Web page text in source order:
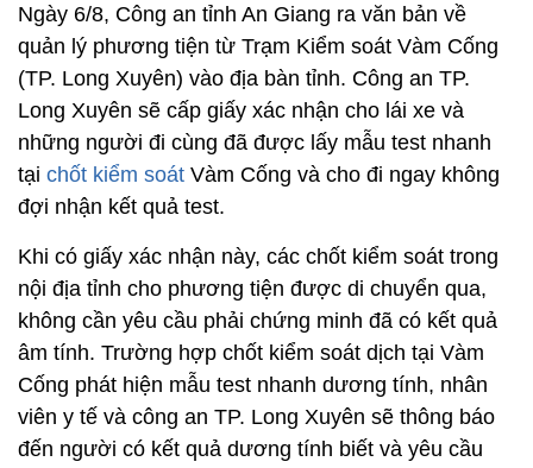
Ngày 6/8, Công an tỉnh An Giang ra văn bản về
quản lý phương tiện từ Trạm Kiểm soát Vàm Cống
(TP. Long Xuyên) vào địa bàn tỉnh. Công an TP.
Long Xuyên sẽ cấp giấy xác nhận cho lái xe và
những người đi cùng đã được lấy mẫu test nhanh
tại chốt kiểm soát Vàm Cống và cho đi ngay không
đợi nhận kết quả test.
Khi có giấy xác nhận này, các chốt kiểm soát trong
nội địa tỉnh cho phương tiện được di chuyển qua,
không cần yêu cầu phải chứng minh đã có kết quả
âm tính. Trường hợp chốt kiểm soát dịch tại Vàm
Cống phát hiện mẫu test nhanh dương tính, nhân
viên y tế và công an TP. Long Xuyên sẽ thông báo
đến người có kết quả dương tính biết và yêu cầu